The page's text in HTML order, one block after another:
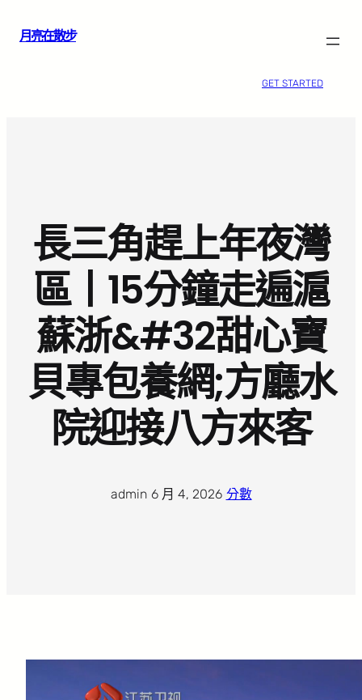
月亮在散步
GET STARTED
長三角趕上年夜灣
區丨15分鐘走遍滬
蘇浙&#32甜心寶
貝專包養網;方廳水
院迎接八方來客
admin· 6 月 4, 2026· 分數